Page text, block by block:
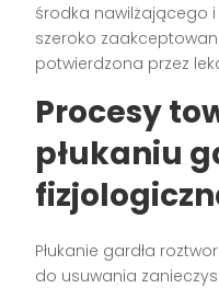
środka nawilżającego
szeroko
potwierdzona przez
Procesy
płukaniu
Płukanie gardła
do usuwania